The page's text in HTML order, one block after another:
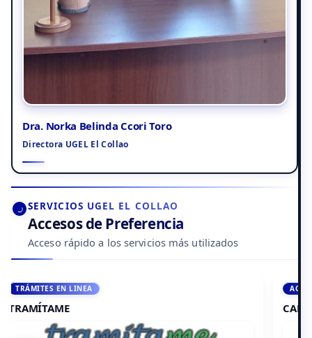
Dra. Norka Belinda Ccori Toro
Directora UGEL El Collao
SERVICIOS UGEL EL COLLAO
Accesos de Preferencia
Acceso rápido a los servicios más utilizados
ACCEDE A AULA VIRTUAL
CAMPUS VIRTUAL